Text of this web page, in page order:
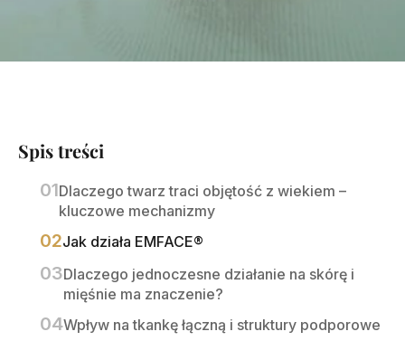
Spis treści
Dlaczego twarz traci objętość z wiekiem –
kluczowe mechanizmy
Jak działa EMFACE®
Dlaczego jednoczesne działanie na skórę i
mięśnie ma znaczenie?
Wpływ na tkankę łączną i struktury podporowe